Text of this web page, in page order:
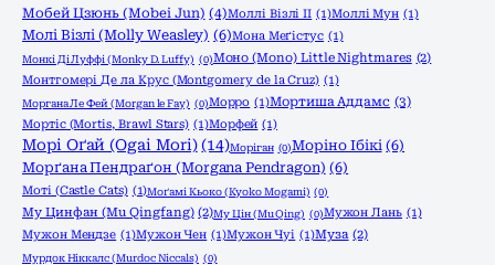
Мобей Цзюнь (Mobei Jun) (4)Моллі Візлі ІІ (1)Моллі Мун (1)
Молі Візлі (Molly Weasley) (6)Мона Меґістус (1)
Монкі Ді Луффі (Monky D. Luffy) (0)Моно (Mono) Little Nightmares (2)
Монтгомері Де ла Крус (Montgomery de la Cruz) (1)
Моргана Ле Фей (Morgan le Fay) (0)Морро (1)Мортиша Аддамс (3)
Мортіс (Mortis, Brawl Stars) (1)Морфей (1)
Морі Оґай (Ogai Mori) (14)Моріган (0)Моріно Ібікі (6)
Морґана Пендраґон (Morgana Pendragon) (6)
Моті (Castle Cats) (1)Моґамі Кьоко (Kyoko Mogami) (0)
Му Цинфан (Mu Qingfang) (2)Му Цін (Mu Qing) (0)Мужон Лань (1)
Мужон Мендзе (1)Мужон Чен (1)Мужон Чуі (1)Муза (2)
Мурдок Ніккалс (Murdoc Niccals) (0)